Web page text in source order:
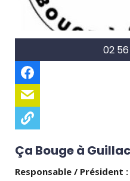
02 56
Ça Bouge à Guillac
Responsable / Président :